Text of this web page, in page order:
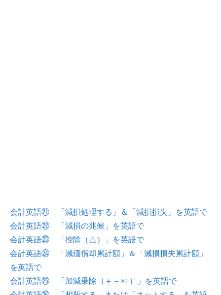
会計英語㉑ 「減損処理する」＆「減損損失」を英語で
会計英語㉒ 「減損の兆候」を英語で
会計英語㉓ 「控除（△）」を英語で
会計英語㉔ 「減価償却累計額」＆「減損損失累計額」
を英語で
会計英語㉕ 「加減乗除（＋－×÷）」を英語で